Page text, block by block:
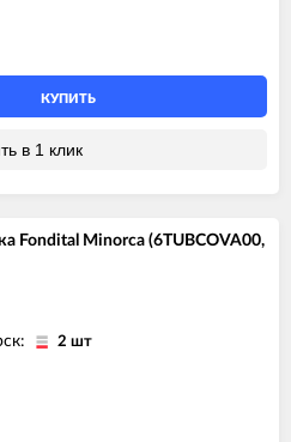
КУПИТЬ
в 1 клик
Fondital Minorca (6TUBCOVA00,
2 шт